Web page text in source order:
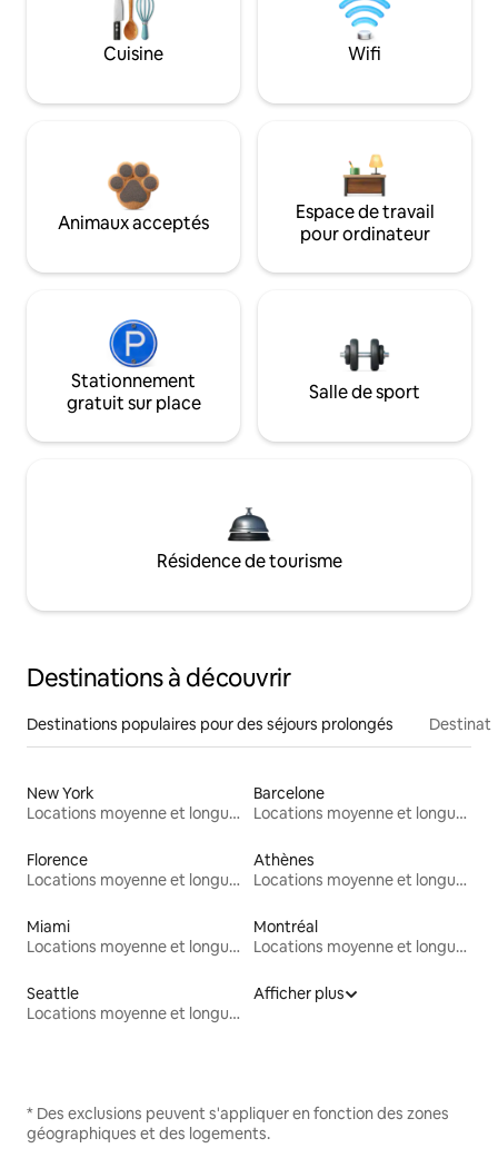
Cuisine Wifi
Animaux acceptés
Espace de travail
pour ordinateur
Stationnement
gratuit sur place
Salle de sport
Résidence de tourisme
Destinations à découvrir
Destinations populaires pour des séjours prolongés
New York
Locations moyenne et longue durée
Barcelone
Locations moyenne et longue durée
Florence
Locations moyenne et longue durée
Athènes
Locations moyenne et longue durée
Miami
Locations moyenne et longue durée
Montréal
Locations moyenne et longue durée
Seattle
Locations moyenne et longue durée
Afficher plus
* Des exclusions peuvent s'appliquer en fonction des zones
géographiques et des logements.